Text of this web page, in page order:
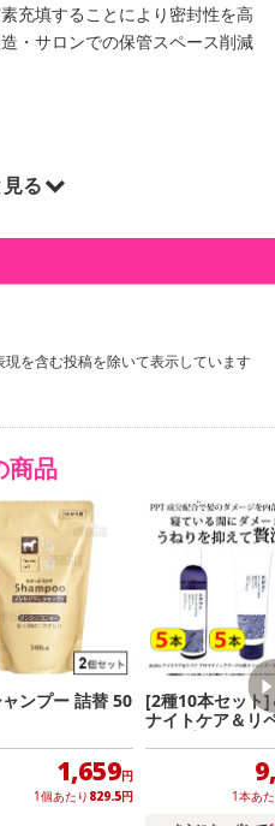
充填することにより密封性を高
・サロンでの保管スペース削減
る
を含む投稿を除いて表示しています
商品
ンプー 詰替 50
1,659円
1個あたり 829.5円
[2種10本セット
ナイトケア＆リ
ャンプー&トリ
1本あ